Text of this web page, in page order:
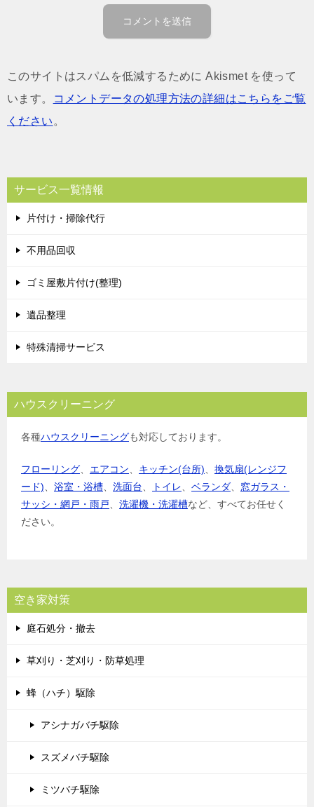
このサイトはスパムを低減するために Akismet を使って
います。
コメントデータの処理方法の詳細はこちらをご覧
ください 。
サービス一覧情報
片付け・掃除代行
不用品回収
ゴミ屋敷片付け(整理)
遺品整理
特殊清掃サービス
ハウスクリーニング
各種ハウスクリーニングも対応しております。
フローリング エアコン キッチン(台所)
換気扇(レンジフ
ード)
浴室・浴槽 洗面台 トイレ ベランダ
窓ガラス・
サッシ・網戸・雨戸
洗濯機・洗濯槽など、すべてお任せく
ださい。
空き家対策
庭石処分・撤去
草刈り・芝刈り・防草処理
蜂（ハチ）駆除
アシナガバチ駆除
スズメバチ駆除
ミツバチ駆除